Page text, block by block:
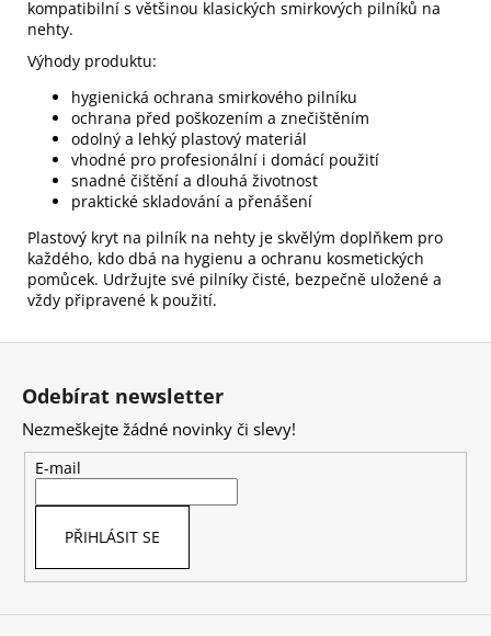
kompatibilní s většinou klasických smirkových pilníků na
nehty.
Výhody produktu:
hygienická ochrana smirkového pilníku
ochrana před poškozením a znečištěním
odolný a lehký plastový materiál
vhodné pro profesionální i domácí použití
snadné čištění a dlouhá životnost
praktické skladování a přenášení
Plastový kryt na pilník na nehty je skvělým doplňkem pro
každého, kdo dbá na hygienu a ochranu kosmetických
pomůcek. Udržujte své pilníky čisté, bezpečně uložené a
vždy připravené k použití.
Z
Odebírat newsletter
Nezmeškejte žádné novinky či slevy!
E-mail
PŘIHLÁSIT SE